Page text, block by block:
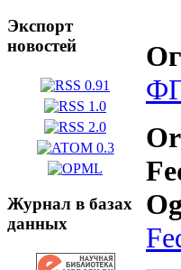
Экспорт
новостей
Журнал в базах
данных